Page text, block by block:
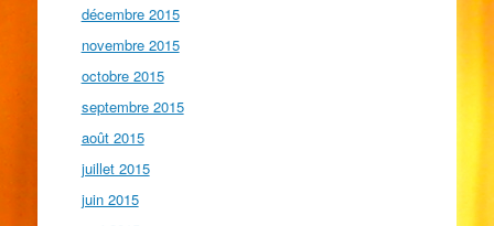
décembre 2015
novembre 2015
octobre 2015
septembre 2015
août 2015
juillet 2015
juin 2015